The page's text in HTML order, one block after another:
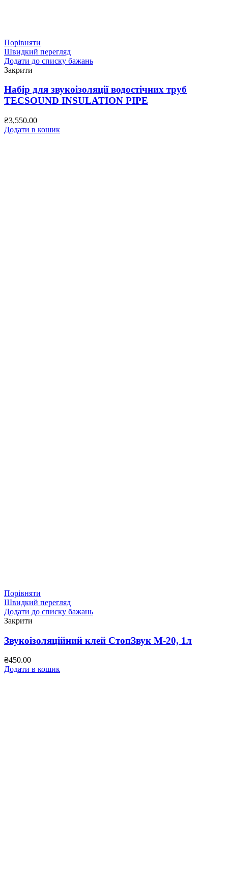
Порівняти
Швидкий перегляд
Додати до списку бажань
Закрити
Набір для звукоізоляції водостічних труб
TECSOUND INSULATION PIPE
₴3,550.00
Додати в кошик
Порівняти
Швидкий перегляд
Додати до списку бажань
Закрити
Звукоізоляційний клей СтопЗвук М-20, 1л
₴450.00
Додати в кошик